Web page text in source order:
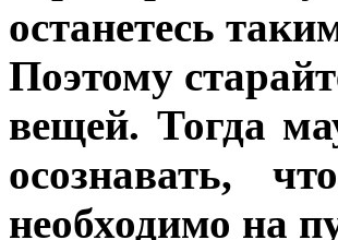
останетесь
Поэтому
вещей. Тогда
осознавать,
необходимо на